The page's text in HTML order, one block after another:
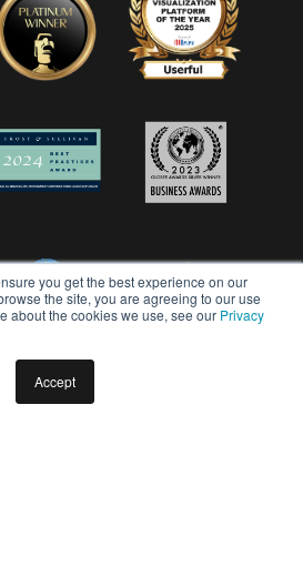
you get the best experience on our
the site, you are agreeing to our use
about the cookies we use, see our Privacy
Accept